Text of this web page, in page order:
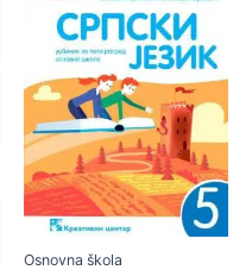
Osnovna škola